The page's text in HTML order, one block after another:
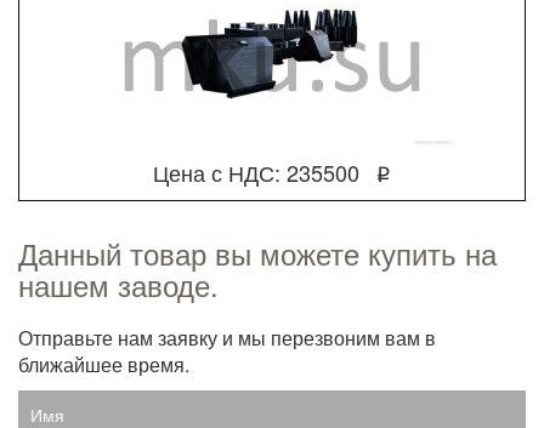
Цена с НДС: 235500 q
Данный товар вы можете купить на
нашем заводе.
Отправьте нам заявку и мы перезвоним вам в
ближайшее время.
Имя